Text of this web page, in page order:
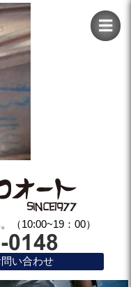
（10:00~19：00）
い合わせ